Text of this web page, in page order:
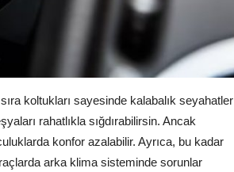
koltukları sayesinde kalabalık seyahatler
rahatlıkla sığdırabilirsin. Ancak
konfor azalabilir. Ayrıca, bu kadar
arka klima sisteminde sorunlar